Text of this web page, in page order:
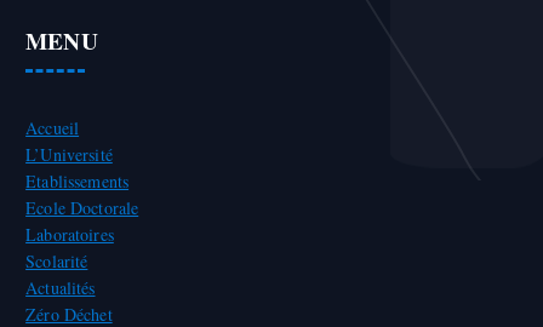
MENU
Accueil
L’Université
Etablissements
Ecole Doctorale
Laboratoires
Scolarité
Actualités
Zéro Déchet